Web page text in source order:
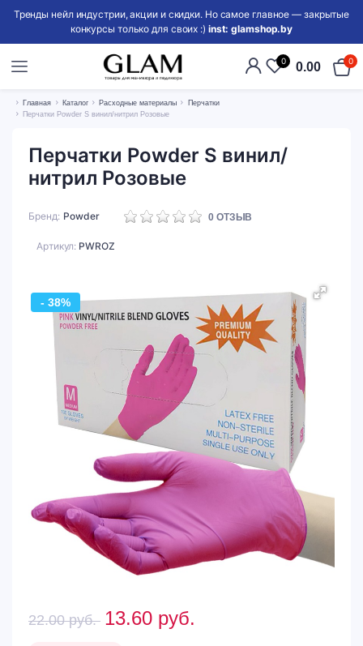
Тренды нейл индустрии, акции и скидки. Но самое главное — закрытые
конкурсы только для своих :) inst: glamshop.by
0 0.00 0
Главная Каталог Расходные материалы
Перчатки
Перчатки Powder S винил/нитрил Розовые
Перчатки Powder S винил/
нитрил Розовые
Бренд Powder 0ОТЗЫВ
Артикул: PWROZ
- 38%
22.00руб. 13.60 руб.